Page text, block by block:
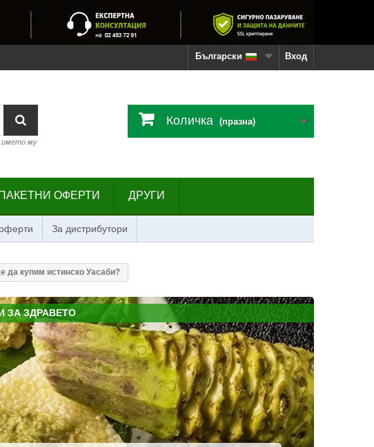
Вход
Български
името му
Количка (празна)
ПАКЕТНИ ОФЕРТИ ДРУГИ
За дистрибутори
да купим истинско Уасаби?
ЗА ЗДРАВЕТО